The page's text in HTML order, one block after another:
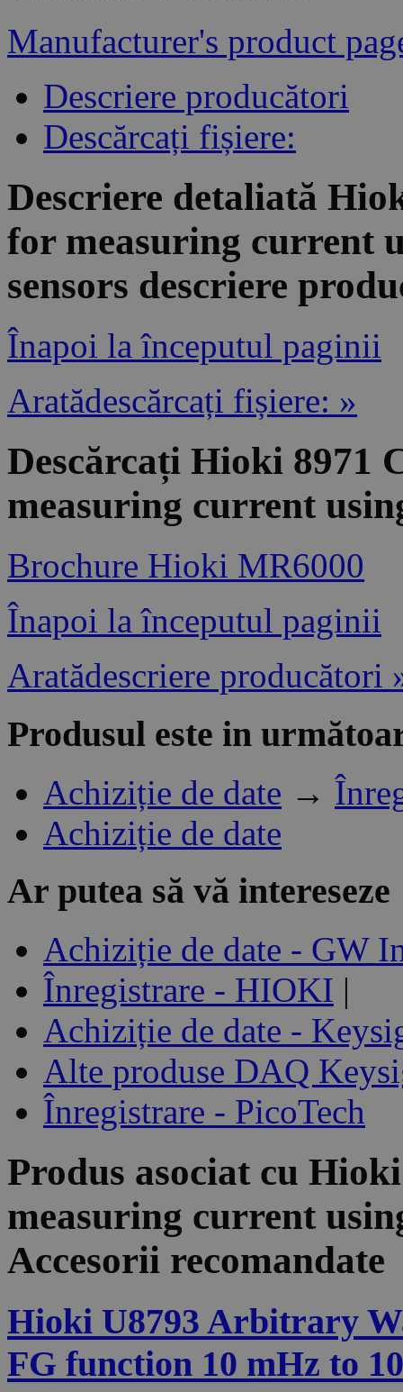
Manufacturer's product
Descriere producători
Descărcați fișiere:
Descriere detaliată
for measuring current
sensors descriere
Înapoi la începutul paginii
Aratădescărcați fișiere: »
Descărcați Hioki 8971
measuring current
Brochure Hioki MR6000
Înapoi la începutul paginii
Aratădescriere producători
Produsul este in
Achiziție de date →
Achiziție de date
Ar putea să vă intereseze
Achiziție de date - GW
Înregistrare - HIOKI |
Achiziție de date -
Alte produse DAQ
Înregistrare - PicoTech
Produs asociat cu
measuring current
Accesorii recomandate
Hioki U8793 Arbitrary
FG function 10 mHz to